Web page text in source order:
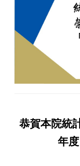
恭賀本院統
年